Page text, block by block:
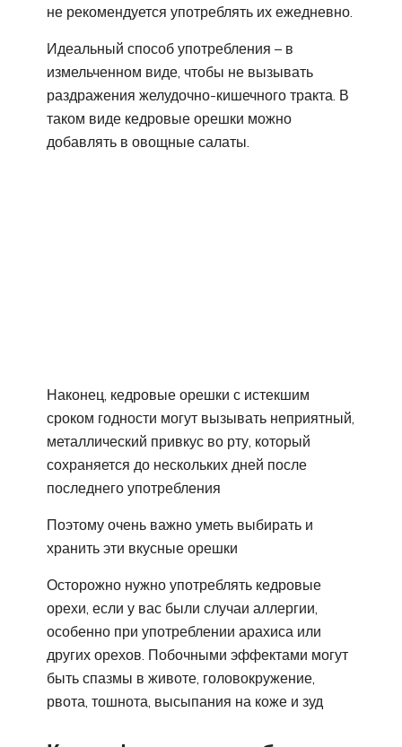
не рекомендуется употреблять их ежедневно.
Идеальный способ употребления – в
измельченном виде, чтобы не вызывать
раздражения желудочно-кишечного тракта. В
таком виде кедровые орешки можно
добавлять в овощные салаты.
Наконец, кедровые орешки с истекшим
сроком годности могут вызывать неприятный,
металлический привкус во рту, который
сохраняется до нескольких дней после
последнего употребления
Поэтому очень важно уметь выбирать и
хранить эти вкусные орешки
Осторожно нужно употреблять кедровые
орехи, если у вас были случаи аллергии,
особенно при употреблении арахиса или
других орехов. Побочными эффектами могут
быть спазмы в животе, головокружение,
рвота, тошнота, высыпания на коже и зуд